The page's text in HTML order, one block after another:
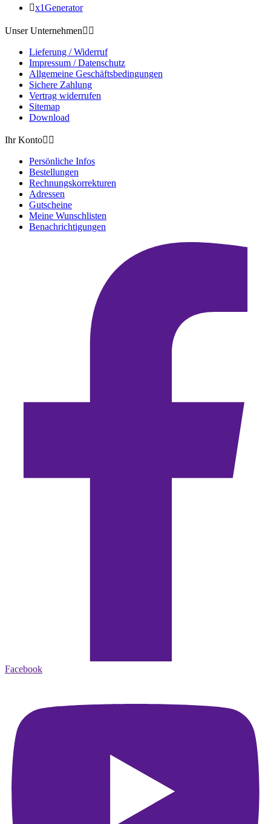
x1Generator
Unser Unternehmen 
Lieferung / Widerruf
Impressum / Datenschutz
Allgemeine Geschäftsbedingungen
Sichere Zahlung
Vertrag widerrufen
Sitemap
Download
Ihr Konto 
Persönliche Infos
Bestellungen
Rechnungskorrekturen
Adressen
Gutscheine
Meine Wunschlisten
Benachrichtigungen
Facebook